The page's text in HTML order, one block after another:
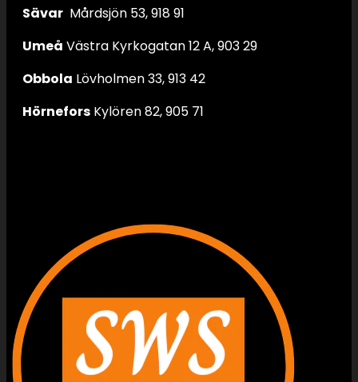
Sävar Mårdsjön 53, 918 91
Umeå Västra Kyrkogatan 12 A, 903 29
Obbola Lövholmen 33, 913 42
Hörnefors Kylören 82, 905 71